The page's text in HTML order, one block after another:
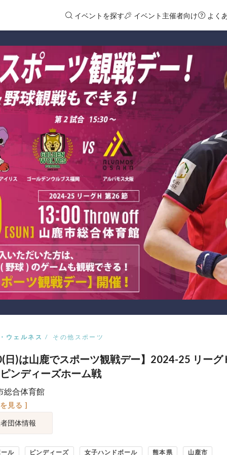
イベントを探す イベント主催者向け よく
ウェルネス その他スポーツ
日)は山鹿でスポーツ観戦デー】2024-25 リーグ
ンディーズホーム戦
総合体育館
見る ]
団体情報
ル ピンディーズ 女子ハンドボール 熊本県 山鹿市